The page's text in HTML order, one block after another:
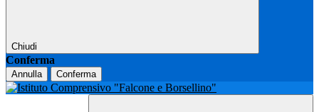
Chiudi
Conferma
Annulla Conferma